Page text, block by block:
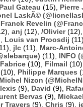
Paul Gateau (15), Pierre
LaskÃ©
Franck Revelin
anj (12), /Olivier(12),
Louis van Proosdij
jlc (11), Marc-
(11), INFO
Fabrice (10), Filmail (10),
(10), Philippe Marques
Michel Nizon
(9), David (9),
Bervas (9), Mickael
Travers (9), Chris (9),